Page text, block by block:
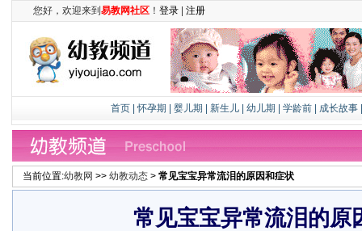
您好，欢迎来到 易教网社区 ！ 登录 注册
首页 |怀孕期 婴儿期 新生儿 幼儿期 学龄前 成长故事
当前位置:幼教网 >> 幼教动态 > 常见宝宝异常流泪的原因和症状
常见宝宝异常流泪的原